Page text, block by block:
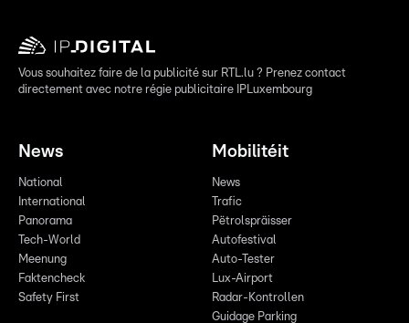
Vous souhaitez faire de la publicité sur RTL.lu ? Prenez contact
directement avec notre régie publicitaire IPLuxembourg
News
National
International
Panorama
Tech-World
Meenung
Faktencheck
Safety First
Mobilitéit
News
Trafic
Pëtrolspräisser
Autofestival
Auto-Tester
Lux-Airport
Radar-Kontrollen
Guidage Parking